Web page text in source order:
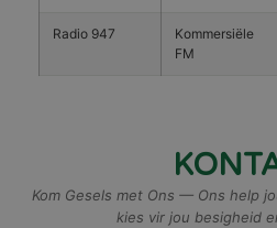
Radio 947
Kommersiële
FM
Kom Gesels met Ons — Ons help
kies vir jou besigheid